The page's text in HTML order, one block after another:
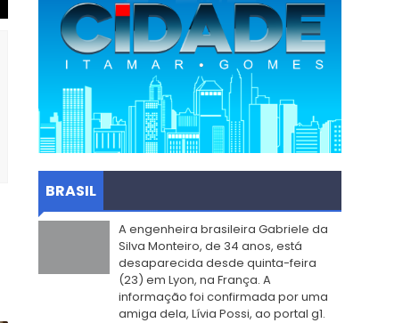
BRASIL
A engenheira brasileira Gabriele da
Silva Monteiro, de 34 anos, está
desaparecida desde quinta-feira
(23) em Lyon, na França. A
informação foi confirmada por uma
amiga dela, Lívia Possi, ao portal g1.